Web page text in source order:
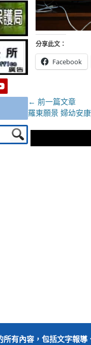
分享此文：
Facebook
文
章
← 前一篇文章
上
一
文
羅東願景 婦幼安康
YouTube
所有內容，包括文字報